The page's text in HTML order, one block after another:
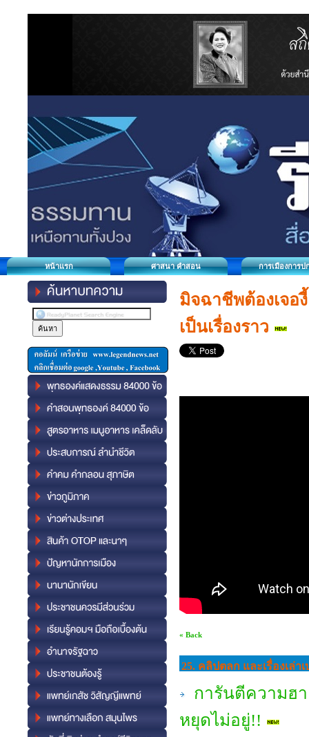
หน้าแรก ศาสนา คำสอน การเมืองการป
มิจฉาชีพต้องเจ
เป็นเรื่องราว
« Back
25. คลิปตลก และเรื่องเล่
การันตีความฮ
หยุดไม่อยู่!!